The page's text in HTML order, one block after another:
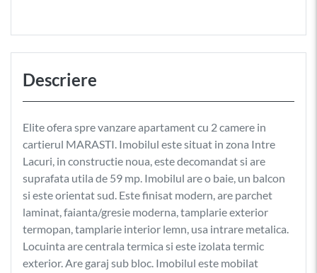
Descriere
Elite ofera spre vanzare apartament cu 2 camere in
cartierul MARASTI. Imobilul este situat in zona Intre
Lacuri, in constructie noua, este decomandat si are
suprafata utila de 59 mp. Imobilul are o baie, un balcon
si este orientat sud. Este finisat modern, are parchet
laminat, faianta/gresie moderna, tamplarie exterior
termopan, tamplarie interior lemn, usa intrare metalica.
Locuinta are centrala termica si este izolata termic
exterior. Are garaj sub bloc. Imobilul este mobilat